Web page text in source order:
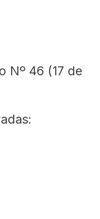
Nº 46 (17 de